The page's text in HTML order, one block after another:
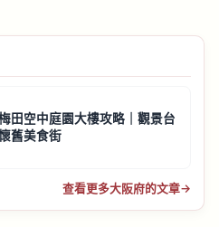
田空中庭園大樓攻略｜觀景台
舊美食街
查看更多大阪府的文章→